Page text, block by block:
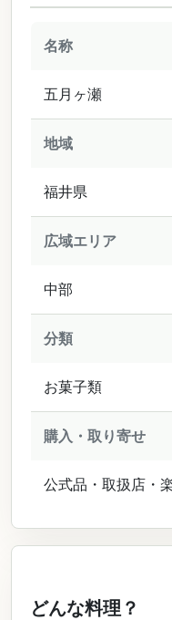
名称
五月ヶ瀬
地域
福井県
広域エリア
中部
分類
お菓子類
購入・取り寄せ
公式品・取扱店・
どんな料理？